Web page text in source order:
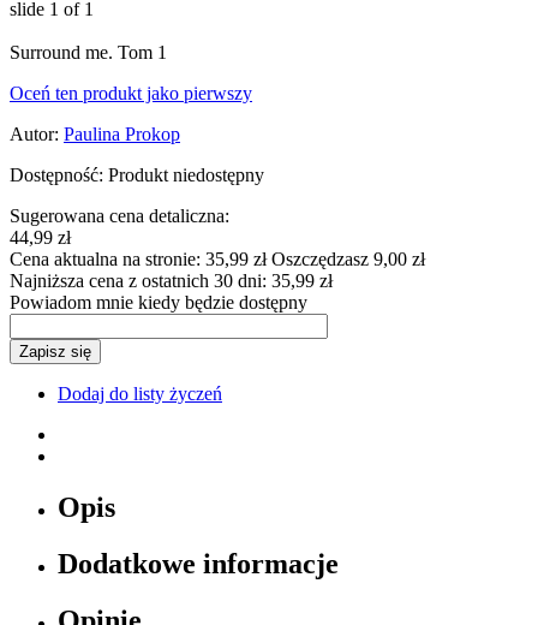
slide 1 of 1
Surround me. Tom 1
Oceń ten produkt jako pierwszy
Autor: Paulina Prokop
Dostępność: Produkt niedostępny
Sugerowana cena detaliczna:
44,99 zł
Cena aktualna na stronie: 35,99 złOszczędzasz 9,00 zł
Najniższa cena z ostatnich 30 dni: 35,99 zł
Powiadom mnie kiedy będzie dostępny
Zapisz się
Dodaj do listy życzeń
Opis
Dodatkowe informacje